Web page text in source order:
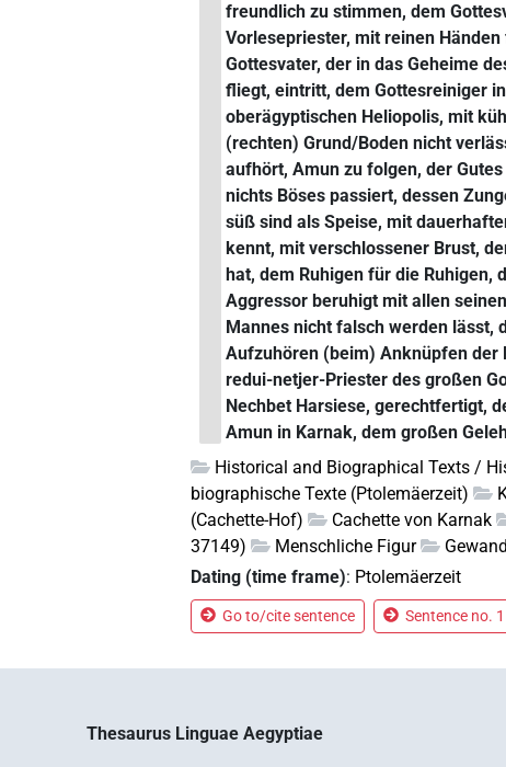
freundlich zu stimmen, dem
Vorlesepriester, mit reinen
Gottesvater, der in das Geheime
fliegt, eintritt, dem Gottesreiniger
oberägyptischen Heliopolis, mit
(rechten) Grund/Boden nicht
aufhört, Amun zu folgen, der
nichts Böses passiert, dessen
süß sind als Speise, mit
kennt, mit verschlossener Brust,
hat, dem Ruhigen für die Ruhigen,
Aggressor beruhigt mit allen
Mannes nicht falsch werden lässt,
Aufzuhören (beim) Anknüpfen der
redui-netjer-Priester des großen
Nechbet Harsiese, gerechtfertigt,
Amun in Karnak, dem großen
Historical and Biographical Texts /
biographische Texte (Ptolemäerzeit)
(Cachette-Hof)
Cachette von Karnak
37149)
Menschliche Figur Gewand
Dating (time frame): Ptolemäerzeit
Go to/cite sentence Sentence no.
Thesaurus Linguae Aegyptiae